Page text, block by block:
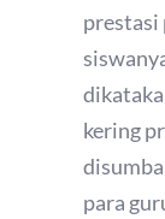
prestasi
kering
para